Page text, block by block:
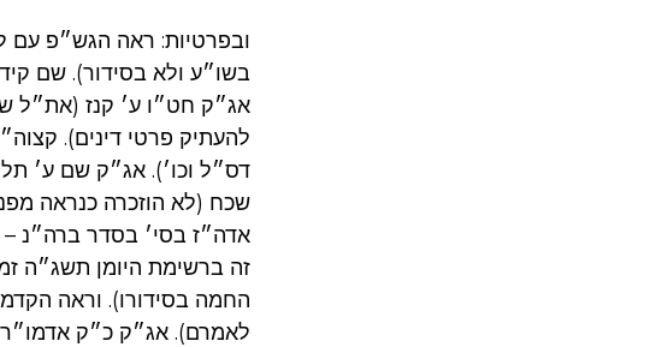
ובפרטיות: ראה הגש״פ עם
בשו״ע ולא בסידור). שם
אג״ק חט״ו ע׳ קנז (את״ל
להעתיק פרטי דינים).
דס״ל וכו׳). אג״ק שם ע׳
שכח (לא הוזכרה כנראה
אדה״ז בסי׳ בסדר ברה״נ –
זה ברשימת היומן תשג״ה
החמה בסידורו). וראה
לאמרם). אג״ק כ״ק